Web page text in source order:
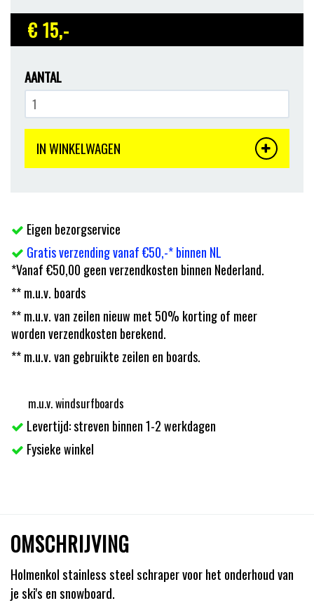
€ 15,-
AANTAL
IN WINKELWAGEN
Eigen bezorgservice
Gratis verzending vanaf €50,-* binnen NL
*Vanaf €50,00 geen verzendkosten binnen Nederland.
** m.u.v. boards
** m.u.v. van zeilen nieuw met 50% korting of meer
worden verzendkosten berekend.
** m.u.v. van gebruikte zeilen en boards.
m.u.v. windsurfboards
Levertijd: streven binnen 1-2 werkdagen
Fysieke winkel
OMSCHRIJVING
Holmenkol stainless steel schraper voor het onderhoud van
je ski's en snowboard.